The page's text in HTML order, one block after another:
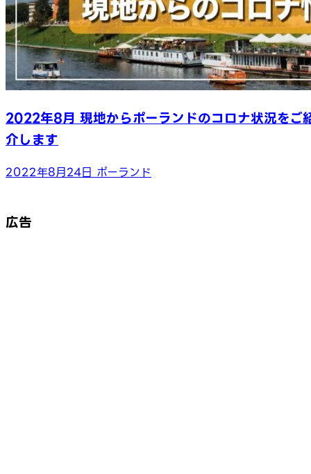
2022年8月 現地からポーランドのコロナ状況をご
介します
2022年8月24日 ポーランド
広告